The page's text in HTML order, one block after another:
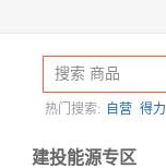
热门搜索: 自营 得力
建投能源专区